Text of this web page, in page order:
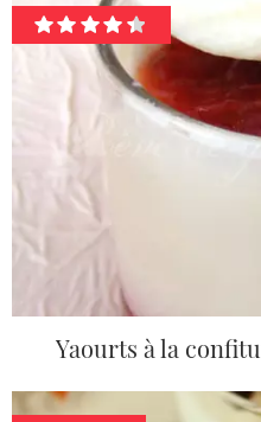
Yaourts à la